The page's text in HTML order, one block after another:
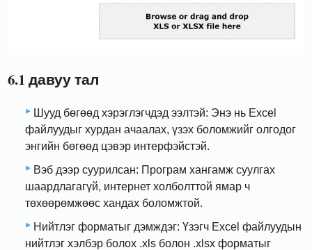
6.1 давуу тал
Шууд бөгөөд хэрэглэгчдэд ээлтэй: Энэ нь Excel
файлуудыг хурдан ачаалах, үзэх боломжийг олгодог
энгийн бөгөөд цэвэр интерфэйстэй.
Вэб дээр суурилсан: Програм хангамж суулгах
шаардлагагүй, интернет холболттой ямар ч
төхөөрөмжөөс хандах боломжтой.
Нийтлэг форматыг дэмждэг: Үзэгч Excel файлуудын
нийтлэг хэлбэр болох .xls болон .xlsx форматыг